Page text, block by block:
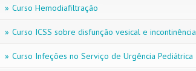
» Curso Hemodiafiltração
» Curso ICSS sobre disfunção vesical e incontinência
» Curso Infeções no Serviço de Urgência Pediátrica